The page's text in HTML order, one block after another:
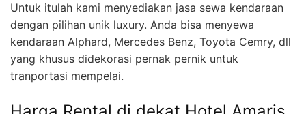
Untuk itulah kami menyediakan jasa sewa kendaraan
dengan pilihan unik luxury. Anda bisa menyewa
kendaraan Alphard, Mercedes Benz, Toyota Cemry, dll
yang khusus didekorasi pernak pernik untuk
tranportasi mempelai.